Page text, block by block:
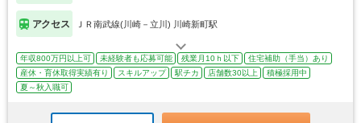
アクセス ＪＲ南武線(川崎－立川) 川崎新町駅
年収800万円以上可 未経験者も応募可能 残業月10ｈ以下
住宅補助（手当）あり
産休・育休取得実績有り
スキルアップ 駅チカ 店舗数30以上
積極採用中
夏～秋入職可